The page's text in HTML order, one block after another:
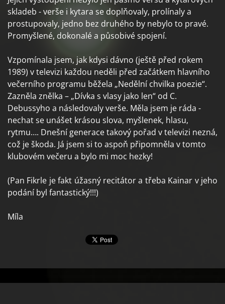
skladeb - verše i kytara se doplňovaly, prolínaly a
prostupovaly, jedno bez druhého by nebylo to pravé.
Promyšlené, dokonalé a působivé spojení.
Vzpomínala jsem, jak kdysi dávno (ještě před rokem
1989) v televizi každou neděli před začátkem hlavního
večerního programu běžela „Nedělní chvilka poezie“.
Zazněla znělka – „Dívka s vlasy jako len“ od C.
Debussyho a následovaly verše. Měla jsem je ráda -
nechat se unášet krásou slova, myšlenek, hlasu,
rytmu…. Dnešní generace takový pořad v televizi nezná,
což je škoda. Já jsem si to aspoň připomněla v tomto
klubovém večeru a bylo mi moc hezky!
(Pan Fikrle je fakt úžasný recitátor a třeba Kainar v jeho
podání byl fantastický!!!)
Míla